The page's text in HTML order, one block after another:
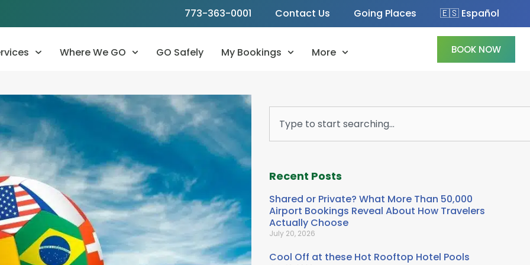
773-363-0001 Contact Us Going Places 🇪🇸 Español
Where We GO GO Safely My Bookings More BOOK NOW
Recent Posts
Shared or Private? What More Than 50,000
Airport Bookings Reveal About How Travelers
Actually Choose
July 20, 2026
Cool Off at these Hot Rooftop Hotel Pools